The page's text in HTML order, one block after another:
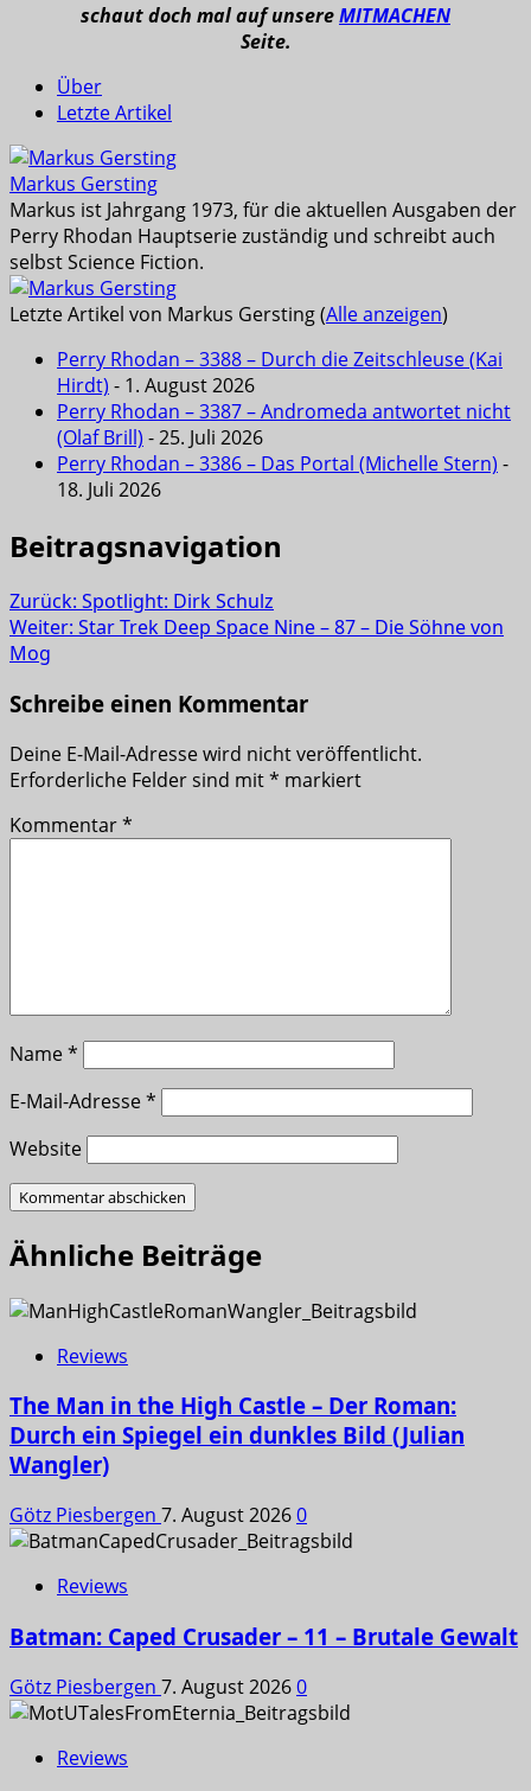
schaut doch mal auf unsereMITMACHEN
Seite.
Über
Letzte Artikel
Markus Gersting
Markus ist Jahrgang 1973, für die aktuellen Ausgaben der
Perry Rhodan Hauptserie zuständig und schreibt auch
selbst Science Fiction.
Letzte Artikel von Markus Gersting(Alle anzeigen)
Perry Rhodan – 3388 – Durch die Zeitschleuse (Kai
Hirdt) - 1. August 2026
Perry Rhodan – 3387 – Andromeda antwortet nicht
(Olaf Brill) - 25. Juli 2026
Perry Rhodan – 3386 – Das Portal (Michelle Stern) -
18. Juli 2026
Beitragsnavigation
Zurück: Spotlight: Dirk Schulz
Weiter: Star Trek Deep Space Nine – 87 – Die Söhne von
Mog
Schreibe einen Kommentar
Deine E-Mail-Adresse wird nicht veröffentlicht.
Erforderliche Felder sind mit* markiert
Kommentar*
Name*
E-Mail-Adresse*
Website
Ähnliche Beiträge
Reviews
The Man in the High Castle – Der Roman:
Durch ein Spiegel ein dunkles Bild (Julian
Wangler)
Götz Piesbergen 7. August 20260
Reviews
Batman: Caped Crusader – 11 – Brutale Gewalt
Götz Piesbergen 7. August 20260
Reviews